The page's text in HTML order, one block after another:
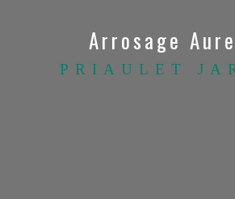
Arrosage
PRIAULET